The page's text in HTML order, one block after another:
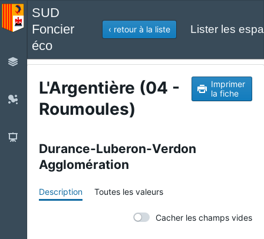
SUD
Foncier
éco
‹ retour à la liste Lister les
L'Argentière (04 -
Roumoules)
Imprimer
la fiche
Durance-Luberon-Verdon
Agglomération
Description Toutes les valeurs
Cacher les champs vides